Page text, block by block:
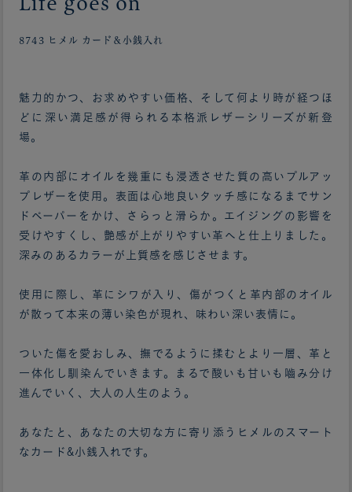
8743 ヒメル カード＆小銭入れ
魅力的かつ、お求めやすい価格、そして何より時が経つほ
どに深い満足感が得られる本格派レザーシリーズが新登
場。
革の内部にオイルを幾重にも浸透させた質の高いプルアッ
プレザーを使用。表面は心地良いタッチ感になるまでサン
ドペーパーをかけ、さらっと滑らか。エイジングの影響を
受けやすくし、艶感が上がりやすい革へと仕上りました。
深みのあるカラーが上質感を感じさせます。
使用に際し、革にシワが入り、傷がつくと革内部のオイル
が散って本来の薄い染色が現れ、味わい深い表情に。
ついた傷を愛おしみ、撫でるように揉むとより一層、革と
一体化し馴染んでいきます。まるで酸いも甘いも嚙み分け
進んでいく、大人の人生のよう。
あなたと、あなたの大切な方に寄り添うヒメルのスマート
なカード&小銭入れです。